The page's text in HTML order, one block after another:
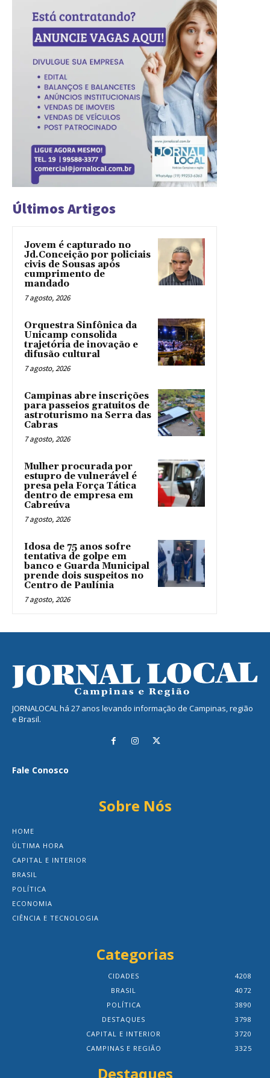
Últimos Artigos
Jovem é capturado no
Jd.Conceição por policiais
civis de Sousas após
cumprimento de
mandado
7 agosto, 2026
Orquestra Sinfônica da
Unicamp consolida
trajetória de inovação e
difusão cultural
7 agosto, 2026
Campinas abre inscrições
para passeios gratuitos de
astroturismo na Serra das
Cabras
7 agosto, 2026
Mulher procurada por
estupro de vulnerável é
presa pela Força Tática
dentro de empresa em
Cabreúva
7 agosto, 2026
Idosa de 75 anos sofre
tentativa de golpe em
banco e Guarda Municipal
prende dois suspeitos no
Centro de Paulínia
7 agosto, 2026
JORNALOCAL há 27 anos levando informação de Campinas, região
e Brasil.
Fale Conosco
Sobre Nós
HOME
ÚLTIMA HORA
CAPITAL E INTERIOR
BRASIL
POLÍTICA
ECONOMIA
CIÊNCIA E TECNOLOGIA
Categorias
CIDADES
4208
BRASIL
4072
POLÍTICA
3890
DESTAQUES
3798
CAPITAL E INTERIOR
3720
CAMPINAS E REGIÃO
3325
Destaques